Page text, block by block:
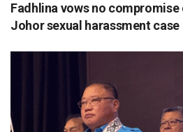
Fadhlina vows no
Johor sexual harassment case